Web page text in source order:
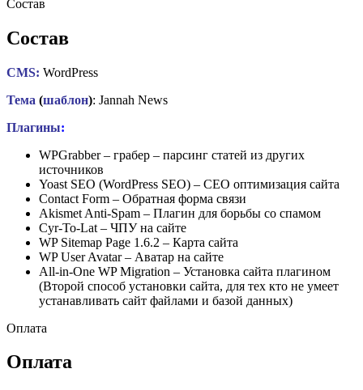
Состав
Состав
CMS: WordPress
Тема (шаблон): Jannah News
Плагины:
WPGrabber – грабер – парсинг статей из других
источников
Yoast SEO (WordPress SEO) – СЕО оптимизация сайта
Contact Form – Обратная форма связи
Akismet Anti-Spam – Плагин для борьбы со спамом
Cyr-To-Lat – ЧПУ на сайте
WP Sitemap Page 1.6.2 – Карта сайта
WP User Avatar – Аватар на сайте
All-in-One WP Migration – Установка сайта плагином
(Второй способ установки сайта, для тех кто не умеет
устанавливать сайт файлами и базой данных)
Оплата
Оплата